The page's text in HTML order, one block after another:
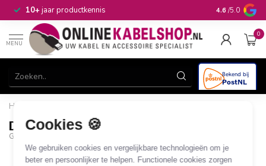
Cookies 🍪
We gebruiken cookies en vergelijkbare technologieën om je
beter en persoonlijker te helpen. Functionele cookies zorgen
10+jaar productkennis 4.6 /5.0
MENU
0
Home
Doorvoerdoos R/TV 8 dB (CE)
GOO-67043